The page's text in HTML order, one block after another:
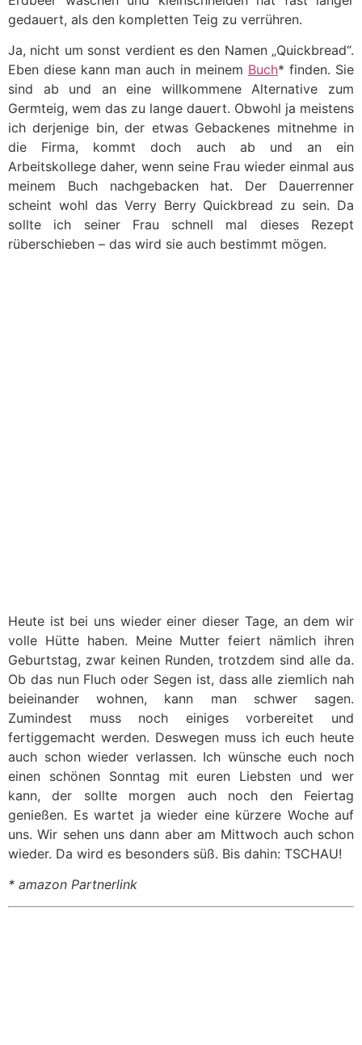
gedauert, als den kompletten Teig zu verrühren.
Ja, nicht um sonst verdient es den Namen „Quickbread“.
Eben diese kann man auch in meinem Buch* finden. Sie
sind ab und an eine willkommene Alternative zum
Germteig, wem das zu lange dauert. Obwohl ja meistens
ich derjenige bin, der etwas Gebackenes mitnehme in
die Firma, kommt doch auch ab und an ein
Arbeitskollege daher, wenn seine Frau wieder einmal aus
meinem Buch nachgebacken hat. Der Dauerrenner
scheint wohl das Verry Berry Quickbread zu sein. Da
sollte ich seiner Frau schnell mal dieses Rezept
rüberschieben – das wird sie auch bestimmt mögen.
Heute ist bei uns wieder einer dieser Tage, an dem wir
volle Hütte haben. Meine Mutter feiert nämlich ihren
Geburtstag, zwar keinen Runden, trotzdem sind alle da.
Ob das nun Fluch oder Segen ist, dass alle ziemlich nah
beieinander wohnen, kann man schwer sagen.
Zumindest muss noch einiges vorbereitet und
fertiggemacht werden. Deswegen muss ich euch heute
auch schon wieder verlassen. Ich wünsche euch noch
einen schönen Sonntag mit euren Liebsten und wer
kann, der sollte morgen auch noch den Feiertag
genießen. Es wartet ja wieder eine kürzere Woche auf
uns. Wir sehen uns dann aber am Mittwoch auch schon
wieder. Da wird es besonders süß. Bis dahin: TSCHAU!
* amazon Partnerlink